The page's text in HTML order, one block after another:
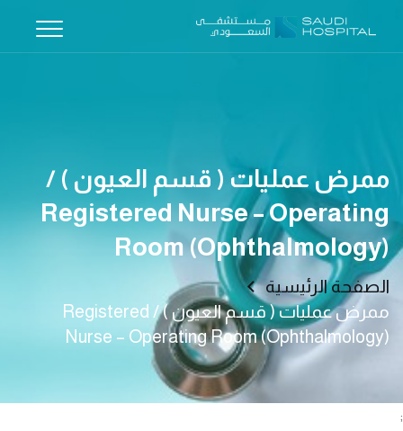
ممرض عمليات ( قسم العيون ) /
Registered Nurse – Operating
Room (Ophthalmology)
الصفحة الرئيسية
ممرض عمليات ( قسم العيون ) / Registered
Nurse – Operating Room (Ophthalmology)
;